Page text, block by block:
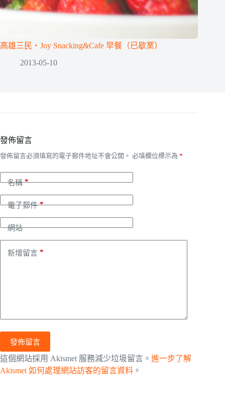
高雄三民‧Joy Snacking&Cafe 早餐（已歇業）
2013-05-10
發佈留言
發佈留言必須填寫的電子郵件地址不會公開。 必填欄位標示為 *
名稱*
電子郵件*
網站
新增留言 *
發佈留言
這個網站採用 Akismet 服務減少垃圾留言。 進一步了解
Akismet 如何處理網站訪客的留言資料 。